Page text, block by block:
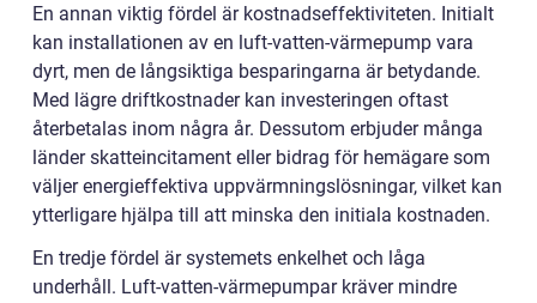
En annan viktig fördel är kostnadseffektiviteten. Initialt
kan installationen av en luft-vatten-värmepump vara
dyrt, men de långsiktiga besparingarna är betydande.
Med lägre driftkostnader kan investeringen oftast
återbetalas inom några år. Dessutom erbjuder många
länder skatteincitament eller bidrag för hemägare som
väljer energieffektiva uppvärmningslösningar, vilket kan
ytterligare hjälpa till att minska den initiala kostnaden.
En tredje fördel är systemets enkelhet och låga
underhåll. Luft-vatten-värmepumpar kräver mindre